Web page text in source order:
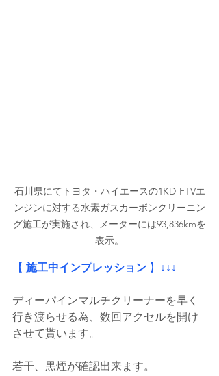
石川県にてトヨタ・ハイエースの1KD-FTVエ
ンジンに対する水素ガスカーボンクリーニン
グ施工が実施され、メーターには93,836kmを
表示。
【 施工中インプレッション 】 ↓↓↓
ディーパインマルチクリーナーを早く
行き渡らせる為、数回アクセルを開け
させて貰います。
若干、黒煙が確認出来ます。